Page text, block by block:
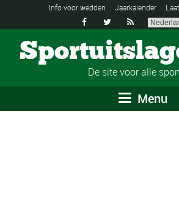
Info voor wedden Jaarkalender
  
De site voor alle
Menu